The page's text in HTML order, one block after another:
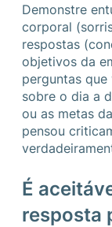
Demonstre
corporal
respostas
objetivos da
perguntas
sobre o dia a
ou as metas
pensou
É
resposta